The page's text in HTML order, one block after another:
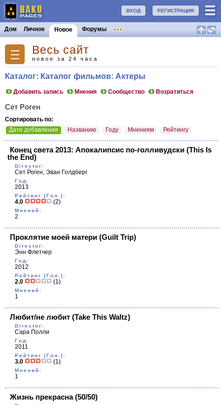
РЕГИСТРАЦИЯ
ВХОД
Дом Личное Новое Форумы
Весь сайт
новое за 24 часа
Каталог: Каталог фильмов: Актеры
Добавить запись Мнения Сообщество Возратиться
Сет Роген
Сортировать по:
Дате добавления
Названию Году Мнениям Рейтингу
Конец света 2013: Апокалипсис по-голливудски (This Is
the End)
Director:
Сет Роген, Эван Голдберг
Год:
2013
Рейтинг (Гол.):
4.0 (2)
Мнений:
2
Проклятие моей матери (Guilt Trip)
Director:
Энн Флетчер
Год:
2012
Рейтинг (Гол.):
2.0 (1)
Мнений:
1
Любит/не любит (Take This Waltz)
Director:
Сара Полли
Год:
2011
Рейтинг (Гол.):
3.0 (1)
Мнений:
1
Жизнь прекрасна(50/50)